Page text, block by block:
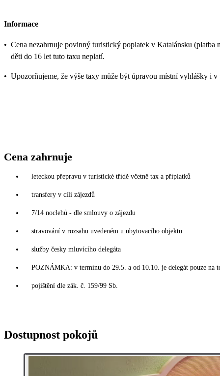
Informace
• Cena nezahrnuje povinný turistický poplatek v Katalánsku
děti do 16 let tuto taxu neplatí.
• Upozorňujeme, že výše taxy může být úpravou místní vyhlášky i
Cena zahrnuje
leteckou přepravu v turistické třídě včetně tax a příplatků
transfery v cíli zájezdů
7/14 noclehů - dle smlouvy o zájezdu
stravování v rozsahu uvedeném u ubytovacího objektu
služby česky mluvícího delegáta
POZNÁMKA: v termínu do 29.5. a od 10.10. je delegát pouze na
pojištění dle zák. č. 159/99 Sb.
Dostupnost pokojů